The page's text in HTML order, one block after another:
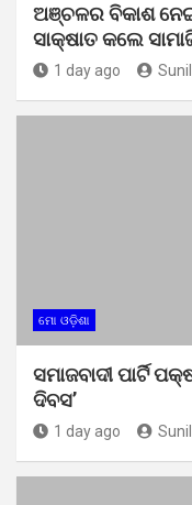
ଅଞ୍ଚଳର ବିକାଶ
ସାକ୍ଷାତ କଲେ
1 day ago
ମୋ ଓଡ଼ିଶା
ସମାଜବାଦୀ ପାର୍ଟି
ଦିବସ’
1 day ago